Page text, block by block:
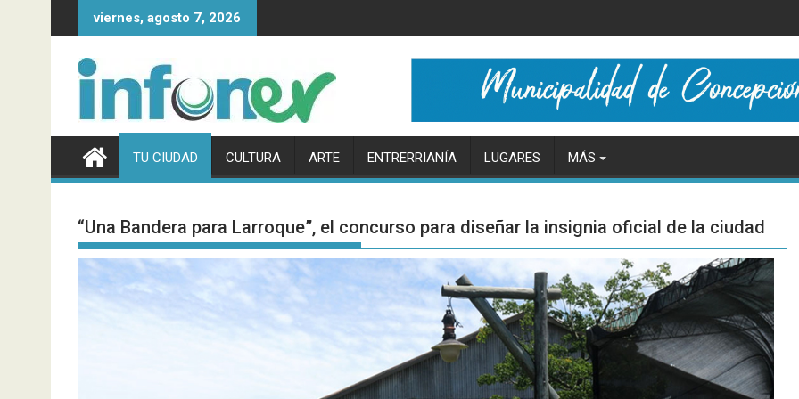
al
viernes, agosto 7, 2026
TU CIUDAD CULTURA ARTE ENTRERRIANÍA LUGARES MÁS
“Una Bandera para Larroque”, el concurso para diseñar la insignia oficial de la ciudad